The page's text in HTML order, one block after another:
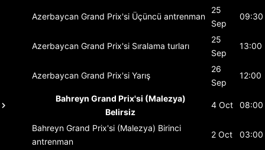
Azerbaycan Grand Prix'si Üçüncü antrenman
25
Sep
09:30
Azerbaycan Grand Prix'si Sıralama turları
25
Sep
13:00
Azerbaycan Grand Prix'si Yarış
26
Sep
12:00
Bahreyn Grand Prix'si (Malezya)
Belirsiz
4 Oct 08:00
Bahreyn Grand Prix'si (Malezya) Birinci
antrenman
2 Oct 03:00